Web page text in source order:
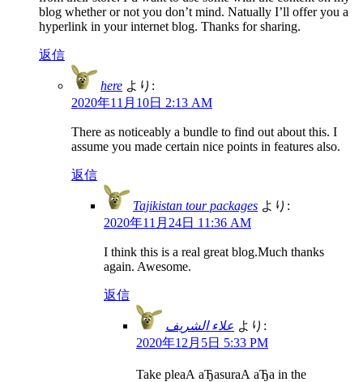
blog whether or not you don’t mind. Natually I’ll offer you a
hyperlink in your internet blog. Thanks for sharing.
返信
here より:
2020年11月10日 2:13 AM
There as noticeably a bundle to find out about this. I
assume you made certain nice points in features also.
返信
Tajikistan tour packages より:
2020年11月24日 11:36 AM
I think this is a real great blog.Much thanks
again. Awesome.
返信
علاء الشريف より:
2020年12月5日 5:33 PM
Take pleаА аЂаsurаА аЂа in the